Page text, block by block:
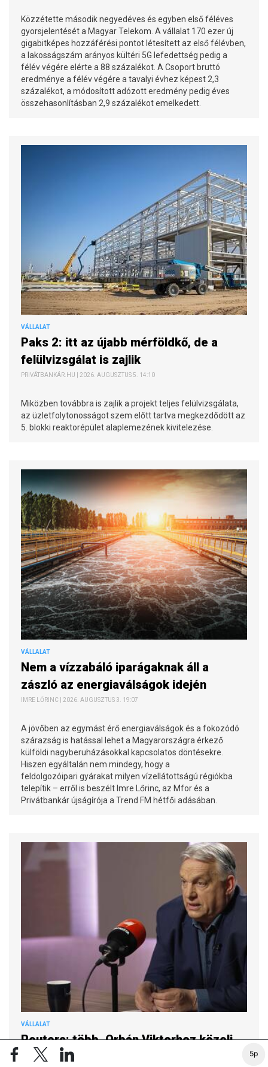
5p
Közzétette második negyedéves és egyben első féléves
gyorsjelentését a Magyar Telekom. A vállalat 170 ezer új
gigabitképes hozzáférési pontot létesített az első félévben,
a lakosságszám arányos kültéri 5G lefedettség pedig a
félév végére elérte a 88 százalékot. A Csoport bruttó
eredménye a félév végére a tavalyi évhez képest 2,3
százalékot, a módosított adózott eredmény pedig éves
összehasonlításban 2,9 százalékot emelkedett.
VÁLLALAT
Paks 2: itt az újabb mérföldkő, de a
felülvizsgálat is zajlik
PRIVÁTBANKÁR.HU | 2026. AUGUSZTUS 5. 14:10
Miközben továbbra is zajlik a projekt teljes felülvizsgálata,
az üzletfolytonosságot szem előtt tartva megkezdődött az
5. blokki reaktorépület alaplemezének kivitelezése.
VÁLLALAT
Nem a vízzabáló iparágaknak áll a
zászló az energiaválságok idején
IMRE LŐRINC | 2026. AUGUSZTUS 3. 19:07
A jövőben az egymást érő energiaválságok és a fokozódó
szárazság is hatással lehet a Magyarországra érkező
külföldi nagyberuházásokkal kapcsolatos döntésekre.
Hiszen egyáltalán nem mindegy, hogy a
feldolgozóipari gyárakat milyen vízellátottságú régiókba
telepítik – erről is beszélt Imre Lőrinc, az Mfor és a
Privátbankár újságírója a Trend FM hétfői adásában.
VÁLLALAT
Reuters: több. Orbán Viktorhoz közeli
cég is köddé válhat